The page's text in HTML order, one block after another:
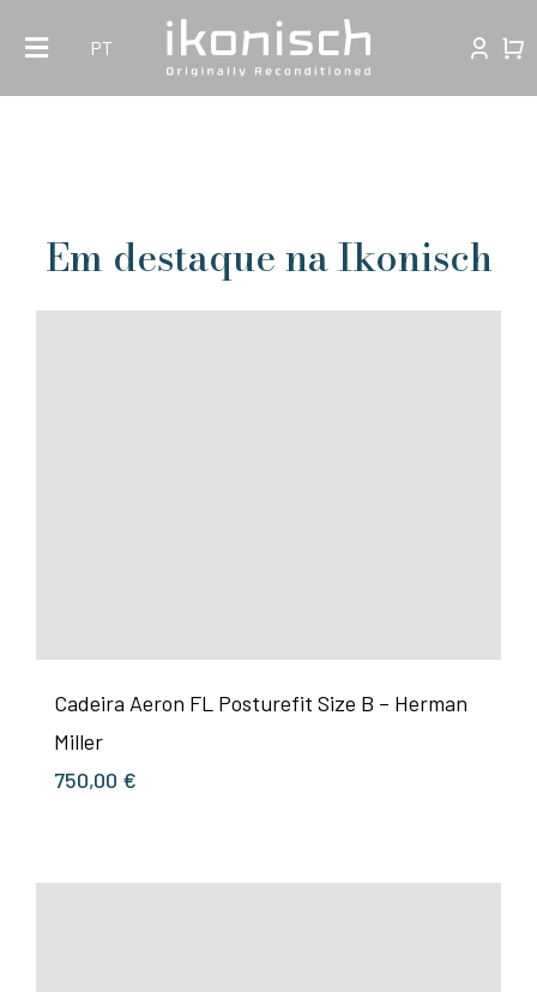
content
PT
Em destaque na Ikonisch
Cadeira Aeron FL Posturefit Size B – Herman
Miller
750,00 €